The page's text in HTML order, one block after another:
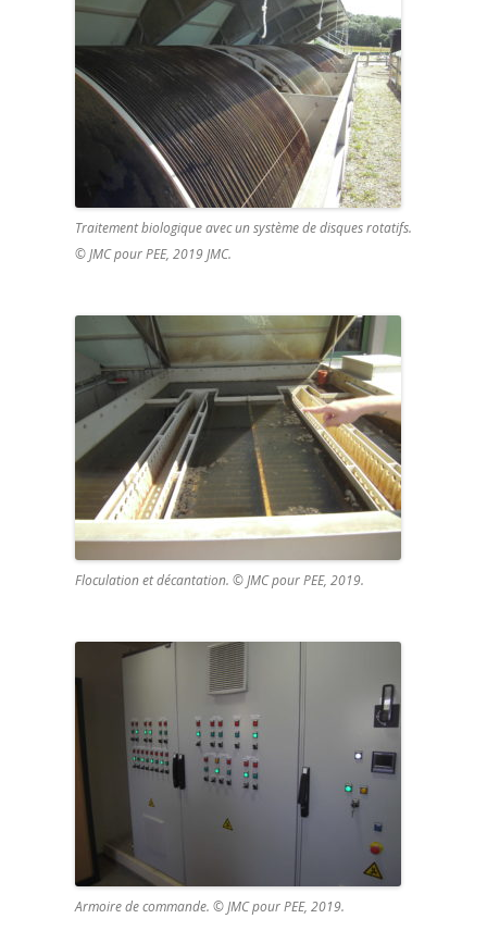
Traitement biologique avec un système de disques rotatifs.
© JMC pour PEE, 2019 JMC.
Floculation et décantation. © JMC pour PEE, 2019.
Armoire de commande. © JMC pour PEE, 2019.